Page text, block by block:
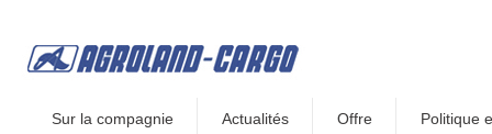
Sur la compagnie Actualités Offre Politique